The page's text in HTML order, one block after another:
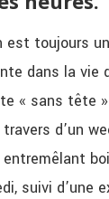
est toujours
dans la vie
« sans tête
d’un
suivi d’une